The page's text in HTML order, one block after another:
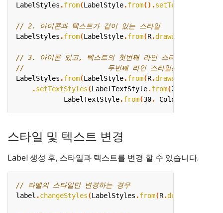
LabelStyles .from(LabelStyle.from().setTextStyles
LabelStyles .from(LabelStyle.from(R.drawable
LabelStyles .from(LabelStyle.from(R.drawable
.setTextStyles(LabelTextStyle.from(20
LabelTextStyle.from(30, Color
스타일 및 텍스트 변경
Label 생성 후, 스타일과 텍스트를 변경 할 수 있습니다.
label .changeStyles(LabelStyles .from(R.drawable